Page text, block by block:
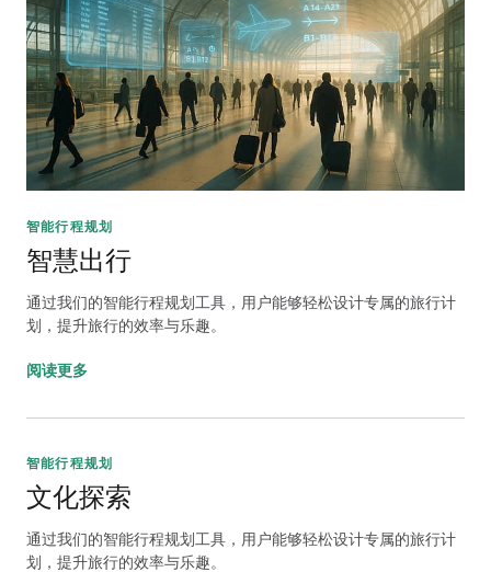
智能行程规划
智慧出行
通过我们的智能行程规划工具，用户能够轻松设计专属的旅行计
划，提升旅行的效率与乐趣。
阅读更多
智能行程规划
文化探索
通过我们的智能行程规划工具，用户能够轻松设计专属的旅行计
划，提升旅行的效率与乐趣。